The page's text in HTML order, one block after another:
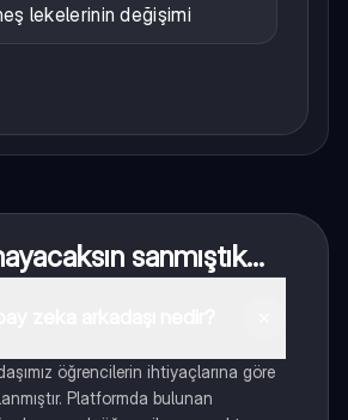
lekelerinin değişimi
sanmıştık...
öğrencilerin ihtiyaçlarına göre
Platformda bulunan